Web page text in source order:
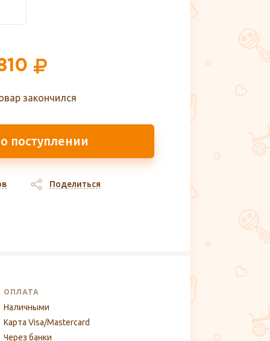
закончился
поступлении
Поделиться
ОПЛАТА
Наличными
Карта Visa/Mastercard
Через банки